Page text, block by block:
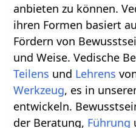
anbieten zu können.
ihren Formen basiert
Fördern von
und Weise. Vedische
Teilens und Lehrens
Werkzeug, es in
entwickeln.
der Beratung, Führung